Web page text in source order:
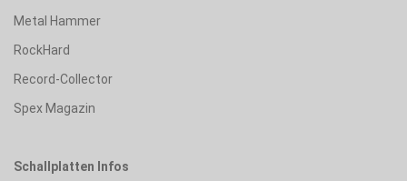
Metal Hammer
RockHard
Record-Collector
Spex Magazin
Schallplatten Infos